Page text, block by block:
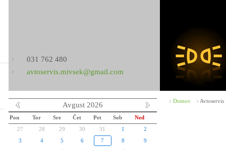
031 762 480
avtoservis.mivsek@gmail.com
Avgust 2026
Pon Tor Sre Čet Pet Sob Ned
27 28 29 30 31 1 2
3 4 5 6 7 8 9
Domov Avtoservis